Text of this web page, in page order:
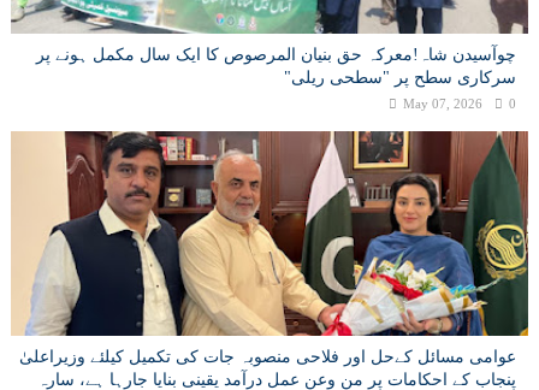
چوآسیدن شاہ!معرکہ حق بنیان المرصوص کا ایک سال مکمل ہونے پر
سرکاری سطح پر "سطحی ریلی"
May 07, 2026 0
عوامی مسائل کےحل اور فلاحی منصوبہ جات کی تکمیل کیلئے وزیراعلیٰ
پنجاب کے احکامات پر من وعن عمل درآمد یقینی بنایا جارہا ہے، سارہ